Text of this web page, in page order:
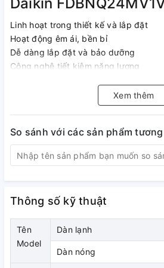
Linh hoạt trong thiết kế và lắp đặt
Hoạt động êm ái, bền bỉ
Dễ dàng lắp đặt và bảo dưỡng
Công nghệ tiết kiệm năng lượng
2. Thông số kỹ thuật
của điều hòa nối ống
a, Dàn lạnh
- Nhỏ gọn: dàn lạnh nhỏ, nhẹ, dễ lắp
nối ống gió DaikinFDBNQ24MV1V/
Xem thêm
So sánh với các sản phẩm
Thông số kỹ thuật
Tên
Model
Dàn lạnh
Dàn nóng